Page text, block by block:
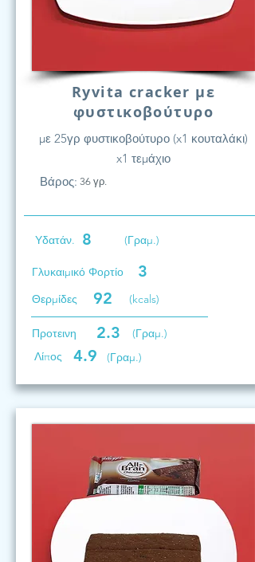
Ryvita cracker με
φυστικοβούτυρο
με 25γρ φυστικοβούτυρο (x1 κουταλάκι)
x1 τεμάχιο
Βάρος: 36 γρ.
Υδατάν. 8 (Γραμ.)
Γλυκαιμικό Φορτίο 3
Θερμίδες 92 (kcals)
Προτεινη 2.3
(Γραμ.)
Λίπος
4.9 (Γραμ.)